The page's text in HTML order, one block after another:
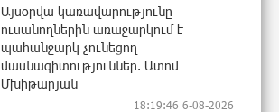
Այսօրվա կառավարությունը
ուսանողներին առաջարկում է
պահանջարկ չունեցող
մասնագիտություններ. Ատոմ
Մխիթարյան
18:19:46 6-08-2026